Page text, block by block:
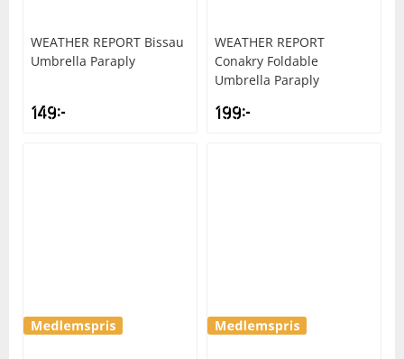
WEATHER REPORT Bissau
Umbrella Paraply
149kr
WEATHER REPORT
Conakry Foldable
Umbrella Paraply
199kr